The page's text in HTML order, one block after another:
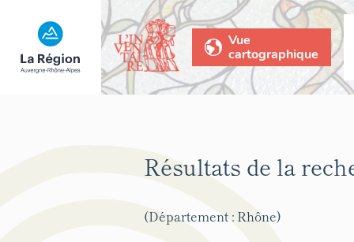
Vue
cartographique
Résultats de la
(Département : Rhône)